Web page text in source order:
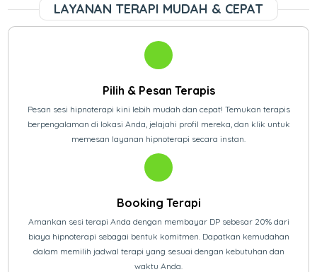
LAYANAN TERAPI MUDAH & CEPAT
Pilih & Pesan Terapis
Pesan sesi hipnoterapi kini lebih mudah dan cepat! Temukan terapis
berpengalaman di lokasi Anda, jelajahi profil mereka, dan klik untuk
memesan layanan hipnoterapi secara instan.
Booking Terapi
Amankan sesi terapi Anda dengan membayar DP sebesar 20% dari
biaya hipnoterapi sebagai bentuk komitmen. Dapatkan kemudahan
dalam memilih jadwal terapi yang sesuai dengan kebutuhan dan
waktu Anda.